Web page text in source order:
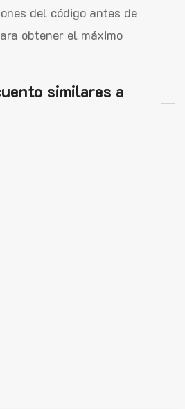
del código antes de
obtener el máximo
similares a